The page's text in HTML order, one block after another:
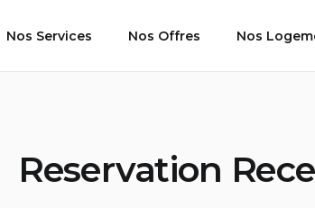
Nos Services Nos Offres Nos
Reservation